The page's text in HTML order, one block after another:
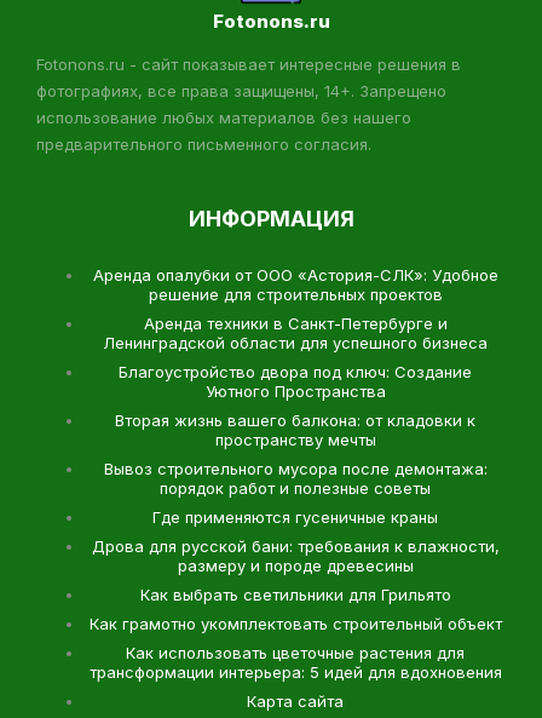
Fotonons.ru
Fotonons.ru - сайт показывает интересные решения в
фотографиях, все права защищены, 14+. Запрещено
использование любых материалов без нашего
предварительного письменного согласия.
ИНФОРМАЦИЯ
Аренда опалубки от ООО «Астория-СЛК»: Удобное
решение для строительных проектов
Аренда техники в Санкт-Петербурге и
Ленинградской области для успешного бизнеса
Благоустройство двора под ключ: Создание
Уютного Пространства
Вторая жизнь вашего балкона: от кладовки к
пространству мечты
Вывоз строительного мусора после демонтажа:
порядок работ и полезные советы
Где применяются гусеничные краны
Дрова для русской бани: требования к влажности,
размеру и породе древесины
Как выбрать светильники для Грильято
Как грамотно укомплектовать строительный объект
Как использовать цветочные растения для
трансформации интерьера: 5 идей для вдохновения
Карта сайта